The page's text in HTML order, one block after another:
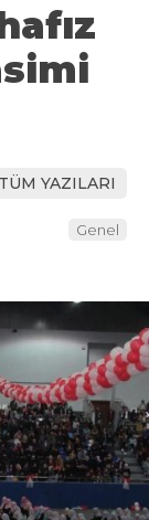
TÜM YAZILARI
Genel